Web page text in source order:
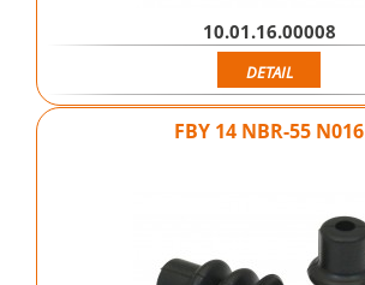
10.01.16.00008
DETAIL
FBY 14 NBR-55 N016